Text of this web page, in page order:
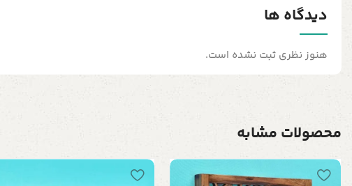
دیدگاه ها
هنوز نظری ثبت نشده است.
محصولات مشابه